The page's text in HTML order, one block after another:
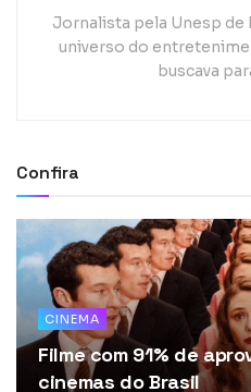
Jornalista pela Unesp de
universo do
buscava
Confira
CINEMA
Filme com 91% de
cinemas do Brasil